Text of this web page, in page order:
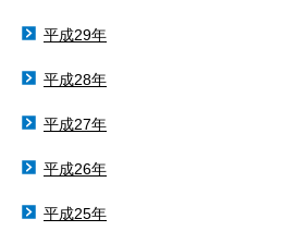
平成29年
平成28年
平成27年
平成26年
平成25年